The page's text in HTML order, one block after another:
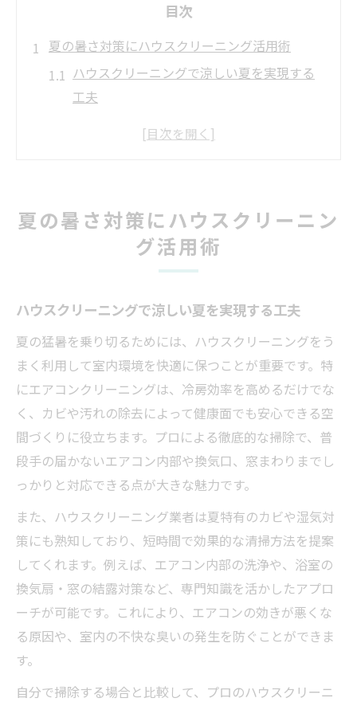
目次
夏の暑さ対策にハウスクリーニング活用術
ハウスクリーニングで涼しい夏を実現する
工夫
暑さ対策に役立つハウスクリーニングの選
夏に最適なハウスクリーニングのコツと注
自宅で避暑するための清掃ポイントを解説
エアコンクリーニングで快適に避暑を実現
ハウスクリーニングでエアコンの効き目を
最大化
快適な避暑空間を作るエアコンクリーニン
グ方法
暑い夏に欠かせないエアコンクリーニング
の重要性
ハウスクリーニングと併用したエアコン掃
除の効果
ハウスクリーニングを頼むなら夏前が賢い理由
夏前にハウスクリーニングを依頼するメリ
ット
活へ
夏の暑さ対策にハウスクリーニン
グ活用術
ハウスクリーニングで涼しい夏を実現する工夫
夏の猛暑を乗り切るためには、ハウスクリーニングをう
まく利用して室内環境を快適に保つことが重要です。特
にエアコンクリーニングは、冷房効率を高めるだけでな
く、カビや汚れの除去によって健康面でも安心できる空
間づくりに役立ちます。プロによる徹底的な掃除で、普
段手の届かないエアコン内部や換気口、窓まわりまでし
っかりと対応できる点が大きな魅力です。
また、ハウスクリーニング業者は夏特有のカビや湿気対
策にも熟知しており、短時間で効果的な清掃方法を提案
してくれます。例えば、エアコン内部の洗浄や、浴室の
換気扇・窓の結露対策など、専門知識を活かしたアプロ
ーチが可能です。これにより、エアコンの効きが悪くな
る原因や、室内の不快な臭いの発生を防ぐことができま
す。
自分で掃除する場合と比較して、プロのハウスクリーニ